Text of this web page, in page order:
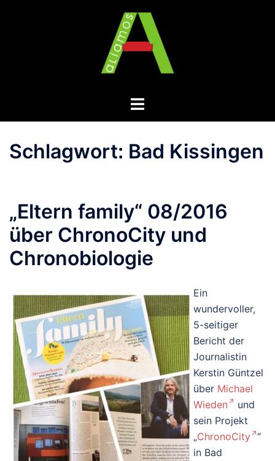
Menü
Schlagwort: Bad Kissingen
„Eltern family“ 08/2016
über ChronoCity und
Chronobiologie
Ein
wundervoller,
5-seitiger
Bericht der
Journalistin
Kerstin Güntzel
über Michael
Wieden
und
sein Projekt
„ChronoCity “
in Bad